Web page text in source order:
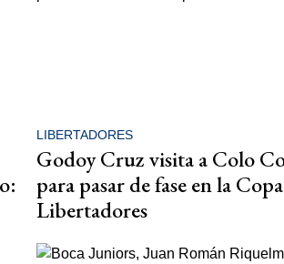
LIBERTADORES
Godoy Cruz visita a Colo
para pasar de fase en la Copa
Libertadores